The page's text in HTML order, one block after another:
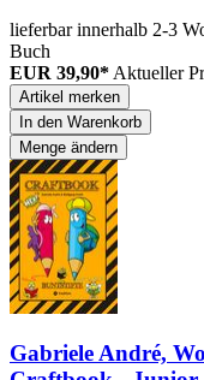
lieferbar innerhalb 2-3
Buch
EUR 39,90* Aktueller
Artikel merken
In den Warenkorb
Menge ändern
Gabriele André,